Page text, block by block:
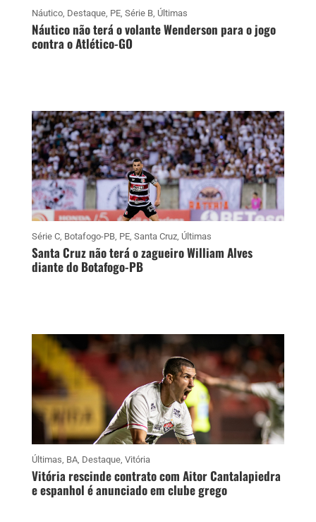
Náutico, Destaque, PE, Série B, Últimas
Náutico não terá o volante Wenderson para o jogo
contra o Atlético-GO
Série C, Botafogo-PB, PE, Santa Cruz, Últimas
Santa Cruz não terá o zagueiro William Alves
diante do Botafogo-PB
Últimas, BA, Destaque, Vitória
Vitória rescinde contrato com Aitor Cantalapiedra
e espanhol é anunciado em clube grego